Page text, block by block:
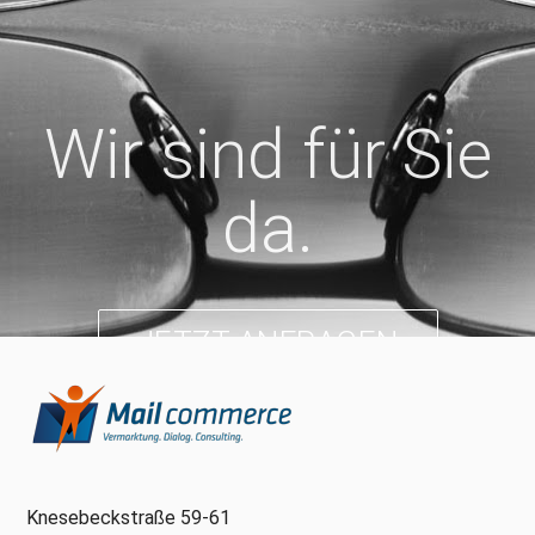
Wir sind für Sie
da.
JETZT ANFRAGEN
Knesebeckstraße 59-61